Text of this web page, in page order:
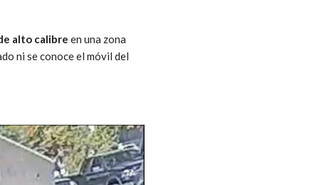
alto calibre en una zona
ni se conoce el móvil del